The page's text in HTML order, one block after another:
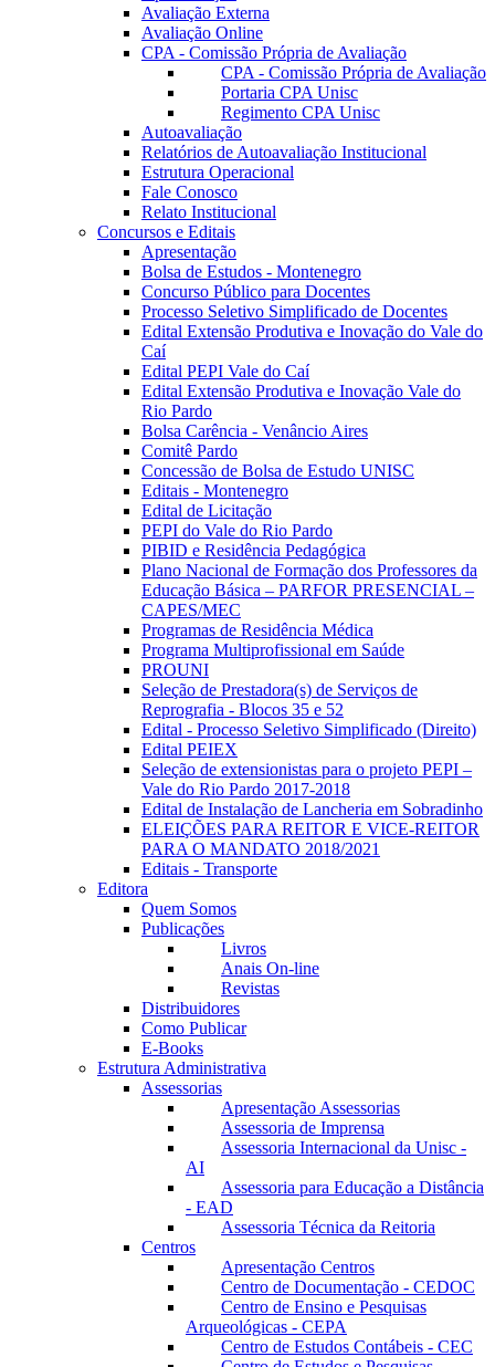
Avaliação Externa
Avaliação Online
CPA - Comissão Própria de Avaliação
CPA - Comissão Própria de Avaliação
Portaria CPA Unisc
Regimento CPA Unisc
Autoavaliação
Relatórios de Autoavaliação Institucional
Estrutura Operacional
Fale Conosco
Relato Institucional
Concursos e Editais
Apresentação
Bolsa de Estudos - Montenegro
Concurso Público para Docentes
Processo Seletivo Simplificado de Docentes
Edital Extensão Produtiva e Inovação do Vale do
Caí
Edital PEPI Vale do Caí
Edital Extensão Produtiva e Inovação Vale do
Rio Pardo
Bolsa Carência - Venâncio Aires
Comitê Pardo
Concessão de Bolsa de Estudo UNISC
Editais - Montenegro
Edital de Licitação
PEPI do Vale do Rio Pardo
PIBID e Residência Pedagógica
Plano Nacional de Formação dos Professores da
Educação Básica – PARFOR PRESENCIAL –
CAPES/MEC
Programas de Residência Médica
Programa Multiprofissional em Saúde
PROUNI
Seleção de Prestadora(s) de Serviços de
Reprografia - Blocos 35 e 52
Edital - Processo Seletivo Simplificado (Direito)
Edital PEIEX
Seleção de extensionistas para o projeto PEPI –
Vale do Rio Pardo 2017-2018
Edital de Instalação de Lancheria em Sobradinho
ELEIÇÕES PARA REITOR E VICE-REITOR
PARA O MANDATO 2018/2021
Editais - Transporte
Editora
Quem Somos
Publicações
Livros
Anais On-line
Revistas
Distribuidores
Como Publicar
E-Books
Estrutura Administrativa
Assessorias
Apresentação Assessorias
Assessoria de Imprensa
Assessoria Internacional da Unisc -
AI
Assessoria para Educação a Distância
- EAD
Assessoria Técnica da Reitoria
Centros
Apresentação Centros
Centro de Documentação - CEDOC
Centro de Ensino e Pesquisas
Arqueológicas - CEPA
Centro de Estudos Contábeis - CEC